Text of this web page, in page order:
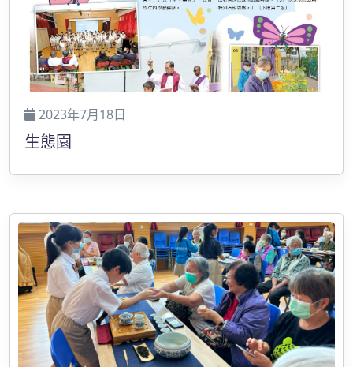
2023年7月18日
生態園